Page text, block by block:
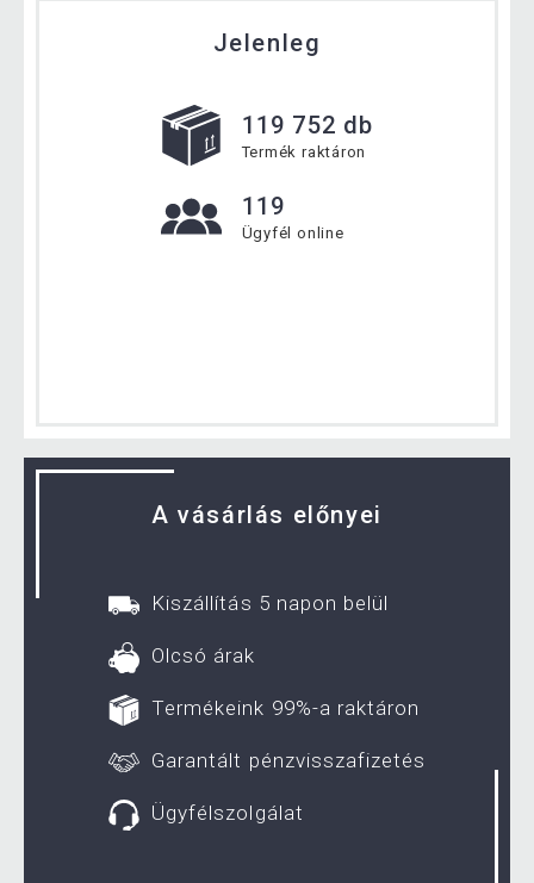
Jelenleg
119 752 db
Termék raktáron
119
Ügyfél online
A vásárlás előnyei
Kiszállítás 5 napon belül
Olcsó árak
Termékeink 99%-a raktáron
Garantált pénzvisszafizetés
Ügyfélszolgálat